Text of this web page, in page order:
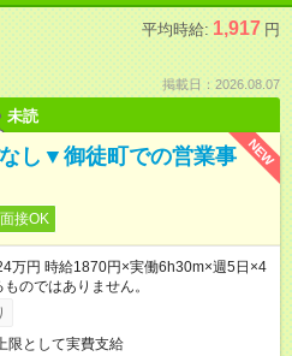
平均時給: 1,917 円
掲載日：2026.08.07
未読
NEW
し▼御徒町での営業事
接OK
円 時給1870円×実働6h30m×週5日×4
のではありません。
限として実費支給